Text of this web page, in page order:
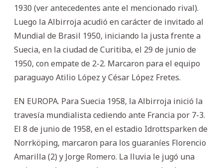
1930 (ver antecedentes ante el mencionado rival).
Luego la Albirroja acudió en carácter de invitado al
Mundial de Brasil 1950, iniciando la justa frente a
Suecia, en la ciudad de Curitiba, el 29 de junio de
1950, con empate de 2-2. Marcaron para el equipo
paraguayo Atilio López y César López Fretes.
EN EUROPA. Para Suecia 1958, la Albirroja inició la
travesía mundialista cediendo ante Francia por 7-3.
El 8 de junio de 1958, en el estadio Idrottsparken de
Norrköping, marcaron para los guaraníes Florencio
Amarilla (2) y Jorge Romero. La lluvia le jugó una